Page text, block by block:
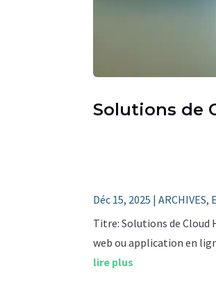
Solutions de
Déc 15, 2025 |ARCHIVES,
Titre: Solutions de
web ou application en
lire plus